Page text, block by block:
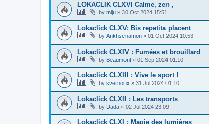
LOKACLIK CLXVI Calme, zen ,
by miju » 30 Oct 2024 15:51
Lokaclick CLXV: Bis repetita placent
by Ankhsenamon » 01 Oct 2024 10:53
Lokaclick CLXIV : Fumées et brouillard
by Beaumont » 01 Sep 2024 01:10
Lokaclick CLXIII : Vive le sport !
by svernoux » 31 Jul 2024 01:10
Lokaclick CLXII : Les transports
by Dada » 02 Jul 2024 23:09
Lokaclick CLXI : Magie des lumières